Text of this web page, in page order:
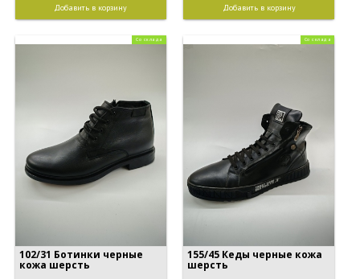
Добавить в корзину Добавить в корзину
Со склада
102/31 Ботинки черные
кожа шерсть
Со склада
155/45 Кеды черные кожа
шерсть